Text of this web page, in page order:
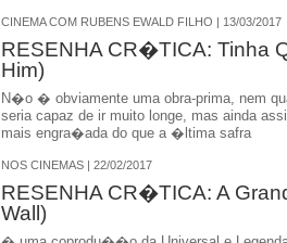
CINEMA COM RUBENS EWALD FILHO | 13/03/2017
RESENHA CR�TICA: Tinha
Him)
N�o � obviamente uma obra-prima, nem
seria capaz de ir muito longe, mas ainda
mais engra�ada do que a �ltima safra
NOS CINEMAS | 22/02/2017
RESENHA CR�TICA: A
Wall)